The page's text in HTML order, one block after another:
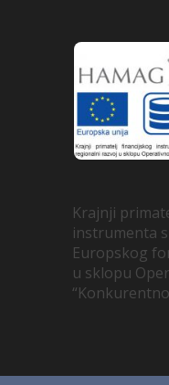
Krajnji
instrumenta
Europskog
u sklopu